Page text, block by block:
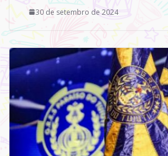
30 de setembro de 2024